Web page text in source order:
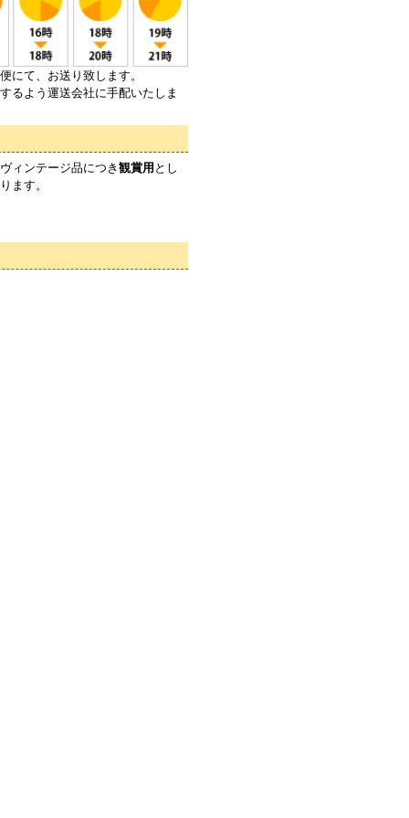
にて、お送り致します。
るよう運送会社に手配いたしま
ィンテージ品につき 観賞用 とし
ます。